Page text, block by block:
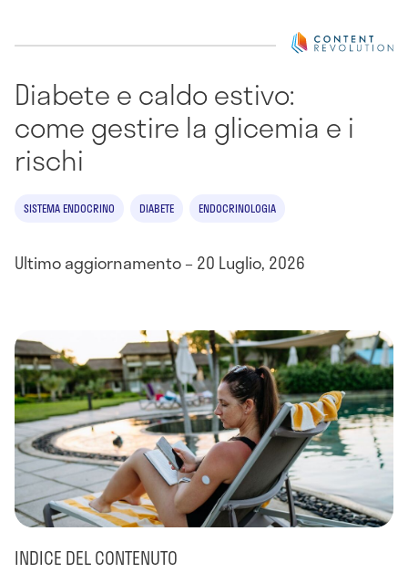
Diabete e caldo estivo:
come gestire la glicemia e i
rischi
SISTEMA ENDOCRINO DIABETE ENDOCRINOLOGIA
Ultimo aggiornamento – 20 Luglio, 2026
INDICE DEL CONTENUTO